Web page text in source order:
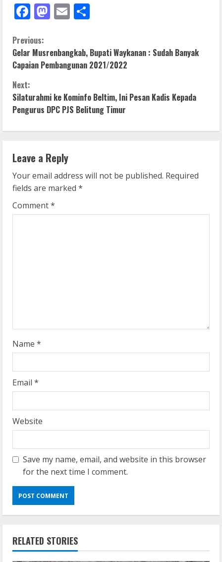
Facebook
Mastodon
Email
C
o
n
t
i
n
u
e
R
g
Previous:
Gelar Musrenbangkab, Bupati Waykanan : Sudah Banyak
Capaian Pembangunan 2021/2022
Next:
Silaturahmi ke Kominfo Beltim, Ini Pesan Kadis Kepada
Pengurus DPC PJS Belitung Timur
Leave a Reply
Your email address will not be published. Required
fields are marked *
Comment*
Name *
Email *
Website
Save my name, email, and website in this browser
for the next time I comment.
RELATED STORIES